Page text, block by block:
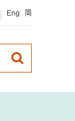
Eng 简